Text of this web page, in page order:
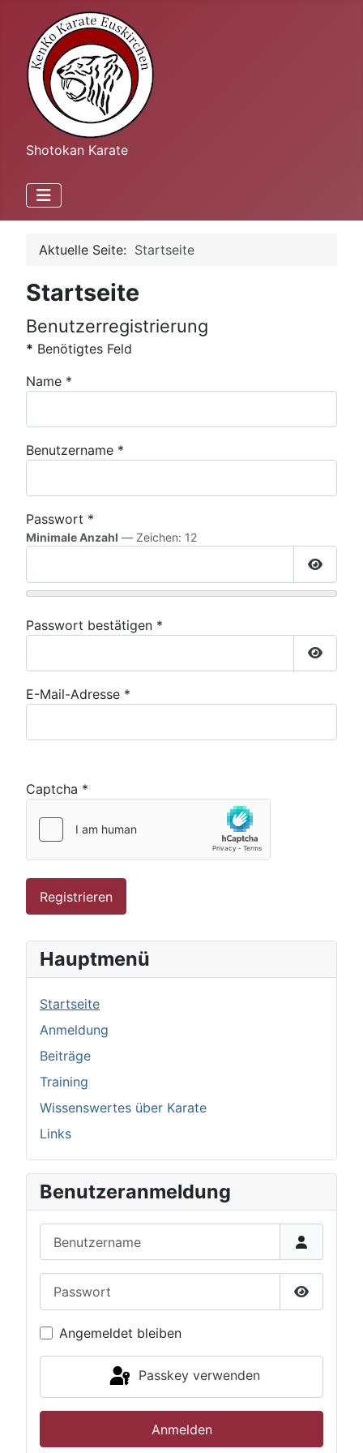
Shotokan Karate
Aktuelle Seite: Startseite
Startseite
Benutzerregistrierung
* Benötigtes Feld
Name *
Benutzername *
Passwort *
Minimale Anzahl — Zeichen: 12
Passwort bestätigen *
E-Mail-Adresse *
Captcha *
Registrieren
Hauptmenü
Startseite
Anmeldung
Beiträge
Training
Wissenswertes über Karate
Links
Benutzeranmeldung
Passwort
Angemeldet bleiben
Passkey verwenden
Anmelden